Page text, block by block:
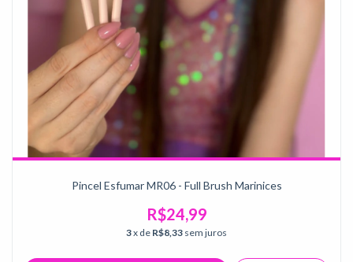
Pincel Esfumar MR06 - Full Brush Marinices
R$24,99
3x de R$8,33 sem juros